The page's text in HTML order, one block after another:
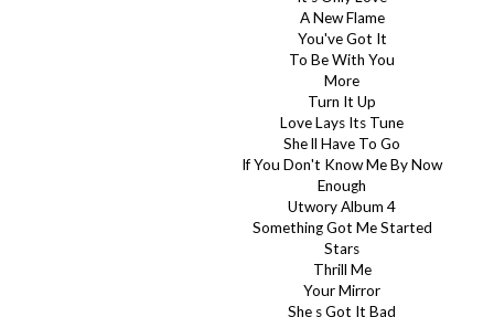
A New Flame
You've Got It
To Be With You
More
Turn It Up
Love Lays Its Tune
She ll Have To Go
If You Don't Know Me By Now
Enough
Utwory Album 4
Something Got Me Started
Stars
Thrill Me
Your Mirror
She s Got It Bad